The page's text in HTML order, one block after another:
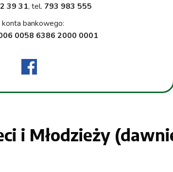
39 31, tel. 793 983 555
konta bankowego:
0058 6386 2000 0001
i Młodzieży